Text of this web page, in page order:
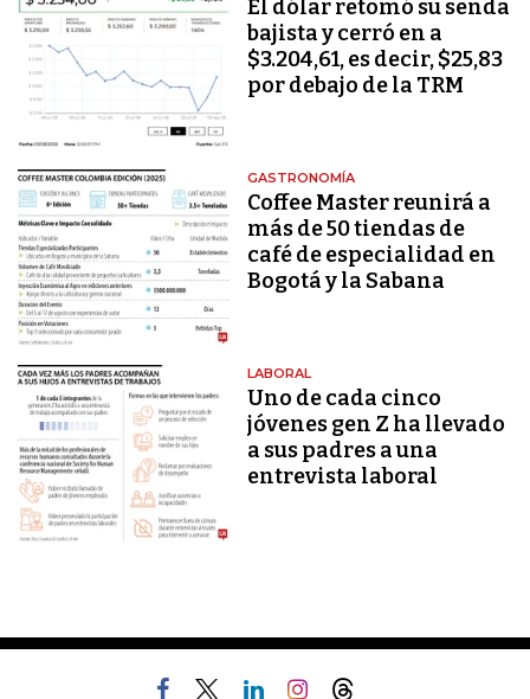
El dólar retomó su senda
bajista y cerró en a
$3.204,61, es decir, $25,83
por debajo de la TRM
GASTRONOMÍA
Coffee Master reunirá a
más de 50 tiendas de
café de especialidad en
Bogotá y la Sabana
LABORAL
Uno de cada cinco
jóvenes gen Z ha llevado
a sus padres a una
entrevista laboral